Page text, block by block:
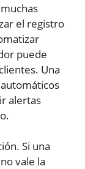
el registro
puede
Una
alertas
Si una
vale la